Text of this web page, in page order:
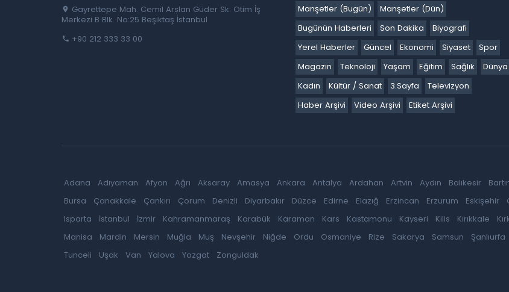
Gayrettepe Mah. Cemil Arslan Güder Sk. Otim İş
Merkezi B Blk. No:25 Beşiktaş İstanbul
+90 212 333 33 00
Manşetler (Bugün)
Manşetler (Dün)
Bugünün Haberleri
Son Dakika
Biyografi
Yerel Haberler
Güncel Ekonomi Siyaset
Spor
Magazin
Teknoloji Yaşam Eğitim Sağlık
Dünya
Kadın
Kültür / Sanat 3.Sayfa
Televizyon
Haber Arşivi
Video Arşivi Etiket Arşivi
Adana Adıyaman Afyon Ağrı Aksaray Amasya Ankara Antalya Ardahan Artvin Aydın Balıkesir
Bursa
Çanakkale Çankırı Çorum Denizli Diyarbakır Düzce Edirne Elazığ Erzincan Erzurum Eskişehir
Isparta
İstanbul İzmir Kahramanmaraş Karabük Karaman Kars Kastamonu Kayseri Kilis Kırıkkale
Manisa
Mardin Mersin Muğla Muş Nevşehir Niğde Ordu Osmaniye Rize Sakarya Samsun Şanlıurfa
Tunceli
Uşak Van Yalova Yozgat Zonguldak